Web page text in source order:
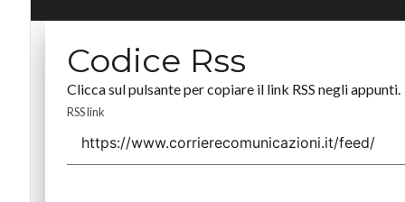
Codice Rss
Clicca sul pulsante per copiare il link RSS negli appunti.
RSS link